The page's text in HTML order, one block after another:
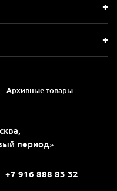
Архивные товары
период»
+7 916 888 83 32